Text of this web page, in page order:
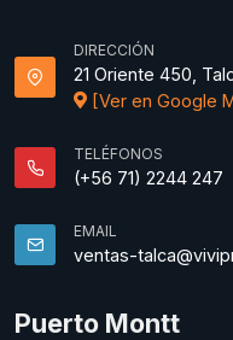
DIRECCIÓN
21 Oriente 450,
[Ver en Google
TELÉFONOS
(+56 71) 2244 247
EMAIL
ventas-
Puerto Montt